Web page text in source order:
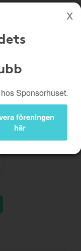
Brukshundklubb
Logga in
Sponsorhuset.
föreningen
här